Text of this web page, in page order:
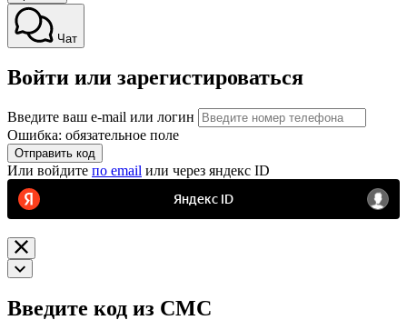
Чат
Войти или зарегистироваться
Введите ваш e-mail или логин
Ошибка: обязательное поле
Отправить код
Или войдите по email или через яндекс ID
Введите код из СМС